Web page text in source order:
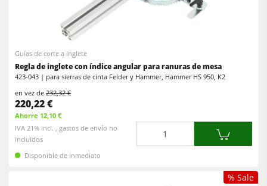
Guías de corte a inglete
Regla de inglete con índice angular para ranuras de mesa
423-043 | para sierras de cinta Felder y Hammer, Hammer HS 950, K2
en vez de232,32 €
220,22 €
Ahorre 12,10 €
IVA 21% incl. , gastos de envío no
incluidos
Disponible de inmediato
% Sale